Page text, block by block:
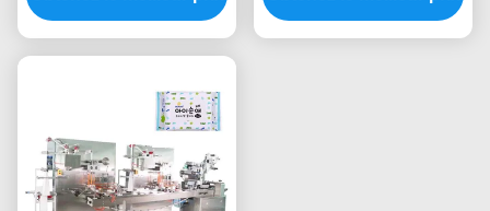
220V 50Hz automatique
machine de chiffons